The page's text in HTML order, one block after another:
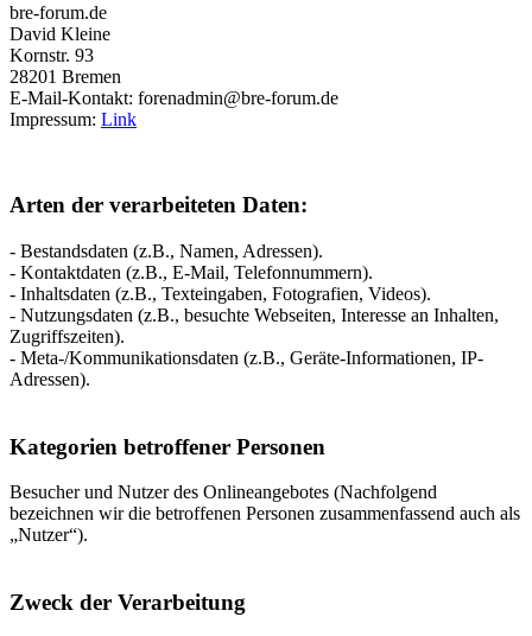
bre-forum.de
David Kleine
Kornstr. 93
28201 Bremen
E-Mail-Kontakt: forenadmin@bre-forum.de
Impressum: Link
Arten der verarbeiteten Daten:
- Bestandsdaten (z.B., Namen, Adressen).
- Kontaktdaten (z.B., E-Mail, Telefonnummern).
- Inhaltsdaten (z.B., Texteingaben, Fotografien, Videos).
- Nutzungsdaten (z.B., besuchte Webseiten, Interesse an Inhalten,
Zugriffszeiten).
- Meta-/Kommunikationsdaten (z.B., Geräte-Informationen, IP-
Adressen).
Kategorien betroffener Personen
Besucher und Nutzer des Onlineangebotes (Nachfolgend
bezeichnen wir die betroffenen Personen zusammenfassend auch als
„Nutzer“).
Zweck der Verarbeitung